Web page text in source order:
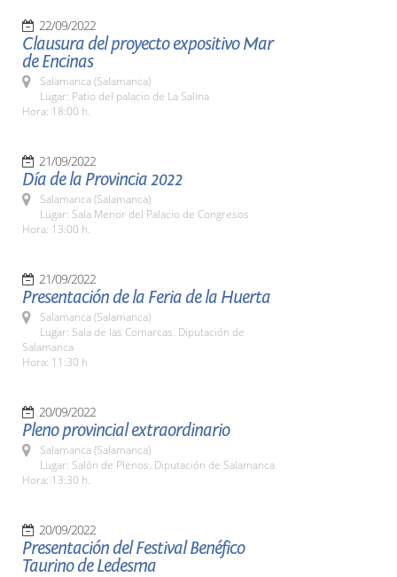
22/09/2022
Clausura del proyecto expositivo Mar
de Encinas
Salamanca (Salamanca)
Lugar: Patio del palacio de La Salina
Hora: 18:00 h.
21/09/2022
Día de la Provincia 2022
Salamanca (Salamanca)
Lugar: Sala Menor del Palacio de Congresos
Hora: 13:00 h.
21/09/2022
Presentación de la Feria de la Huerta
Salamanca (Salamanca)
Lugar: Sala de las Comarcas. Diputación de
Salamanca
Hora: 11:30 h
20/09/2022
Pleno provincial extraordinario
Salamanca (Salamanca)
Lugar: Salón de Plenos. Diputación de Salamanca
Hora: 13:30 h.
20/09/2022
Presentación del Festival Benéfico
Taurino de Ledesma